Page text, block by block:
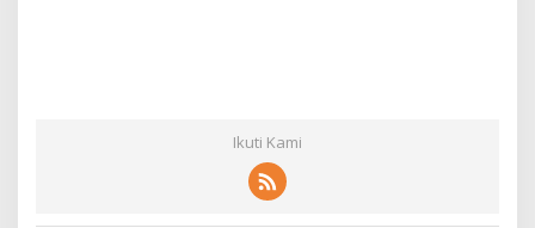
Ikuti Kami